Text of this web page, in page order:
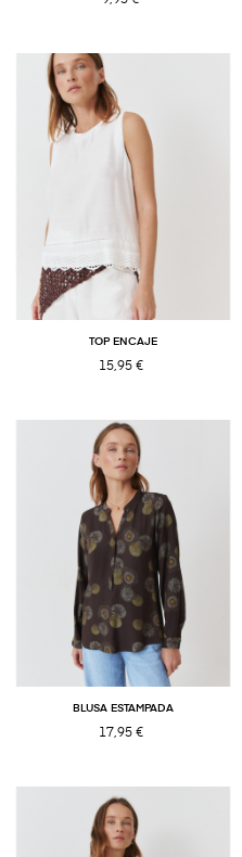
TOP ENCAJE
15,95 €
BLUSA ESTAMPADA
17,95 €